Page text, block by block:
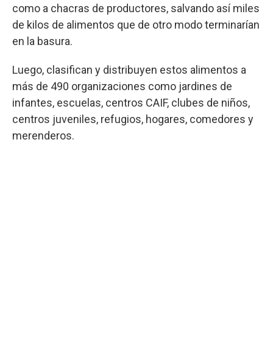
como a chacras de productores, salvando así miles
de kilos de alimentos que de otro modo terminarían
en la basura.
Luego, clasifican y distribuyen estos alimentos a
más de 490 organizaciones como jardines de
infantes, escuelas, centros CAIF, clubes de niños,
centros juveniles, refugios, hogares, comedores y
merenderos.